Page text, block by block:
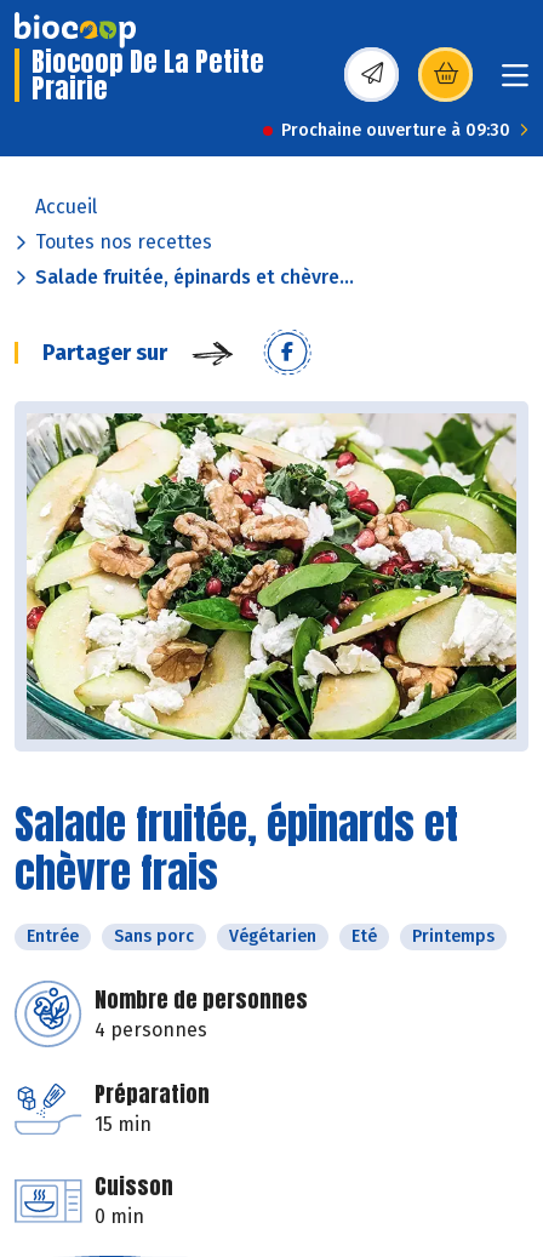
Biocoop De La Petite
Prairie (s’ouvre dans une
Prochaine ouverture à 09:30
Accueil
Toutes nos recettes
Salade fruitée, épinards et chèvre...
Partager sur
Salade fruitée, épinards et
chèvre frais
Entrée Sans porc Végétarien Eté Printemps
Nombre de personnes
4 personnes
Préparation
15 min
Cuisson
0 min